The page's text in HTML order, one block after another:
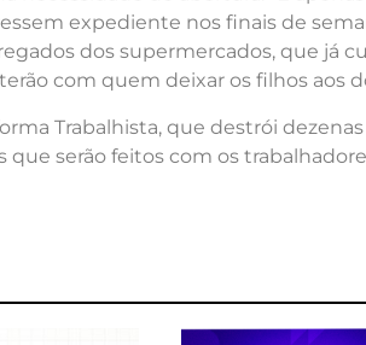
expediente nos finais de
dos supermercados, que já
com quem deixar os filhos aos
Trabalhista, que destrói
serão feitos com os